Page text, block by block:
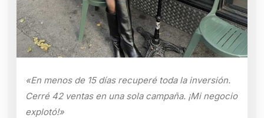
«En menos de 15 días recuperé toda la inversión.
Cerré 42 ventas en una sola campaña. ¡Mi negocio
explotó!»